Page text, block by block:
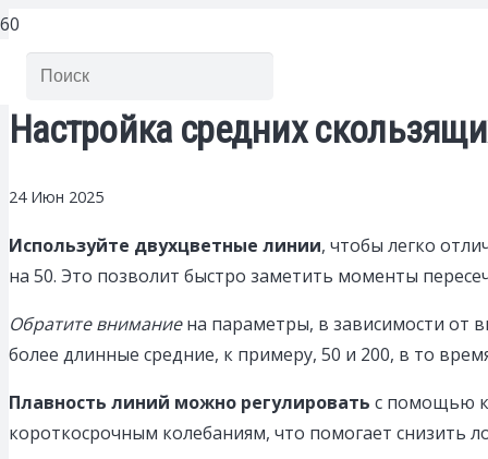
Настройка средних
24 Июн 2025
Используйте двухцветные линии, чтобы легко
на 50. Это позволит быстро заметить моменты
Обратите вниманиена параметры, в зависимости от
более длинные средние, к примеру, 50 и 200, в то
Плавность линий можно регулировать с помощью
короткосрочным колебаниям, что помогает снизить